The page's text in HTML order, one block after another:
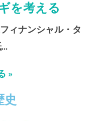
を考える
ィナンシャル・タ
…
»
史